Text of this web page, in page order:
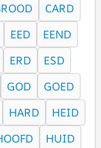
CARD
EED
EEND
ERD
ESD
GOD
GOED
HARD
HEID
HUID